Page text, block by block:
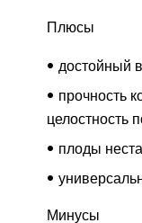
Плюсы
достойный
прочность
целостность
плоды
Минусы